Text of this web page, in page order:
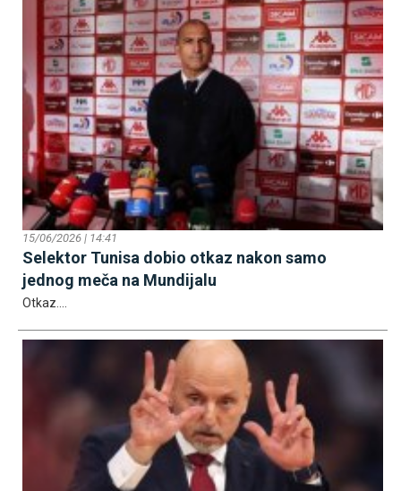
15/06/2026 | 14:41
Selektor Tunisa dobio otkaz nakon samo
jednog meča na Mundijalu
Otkaz....